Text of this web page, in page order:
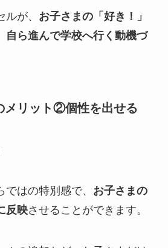
が、 お子さまの「好き！」
自ら進んで学校へ行く動機づ
メリット②個性を出せる
はの特別感で、 お子さまの
反映させることができます。